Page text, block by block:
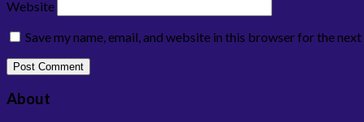
Website
Save my name, email, and website in this browser for the
About